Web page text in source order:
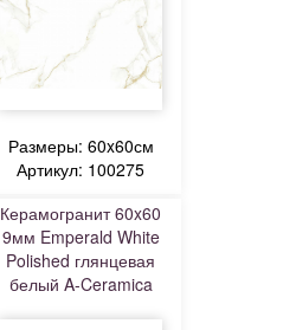
Размеры: 60x60см
Артикул: 100275
Керамогранит 60x60
9мм Emperald White
Polished глянцевая
белый A-Ceramica